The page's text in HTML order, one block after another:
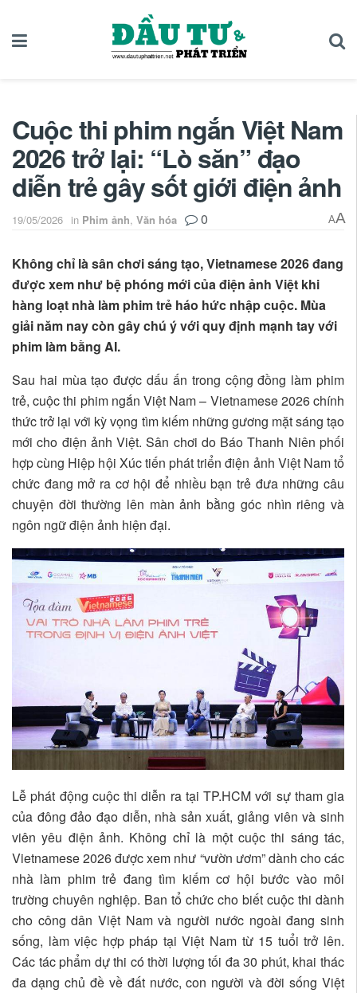
Cuộc thi phim ngắn Việt Nam
2026 trở lại: “Lò săn” đạo
diễn trẻ gây sốt giới điện ảnh
19/05/2026 in Phim ảnh, Văn hóa 0 AA
Không chỉ là sân chơi sáng tạo, Vietnamese 2026 đang
được xem như bệ phóng mới của điện ảnh Việt khi
hàng loạt nhà làm phim trẻ háo hức nhập cuộc. Mùa
giải năm nay còn gây chú ý với quy định mạnh tay với
phim làm bằng AI.
Sau hai mùa tạo được dấu ấn trong cộng đồng làm phim
trẻ, cuộc thi phim ngắn Việt Nam – Vietnamese 2026 chính
thức trở lại với kỳ vọng tìm kiếm những gương mặt sáng tạo
mới cho điện ảnh Việt. Sân chơi do Báo Thanh Niên phối
hợp cùng Hiệp hội Xúc tiến phát triển điện ảnh Việt Nam tổ
chức đang mở ra cơ hội để nhiều bạn trẻ đưa những câu
chuyện đời thường lên màn ảnh bằng góc nhìn riêng và
ngôn ngữ điện ảnh hiện đại.
Lễ phát động cuộc thi diễn ra tại TP.HCM với sự tham gia
của đông đảo đạo diễn, nhà sản xuất, giảng viên và sinh
viên yêu điện ảnh. Không chỉ là một cuộc thi sáng tác,
Vietnamese 2026 được xem như “vườn ươm” dành cho các
nhà làm phim trẻ đang tìm kiếm cơ hội bước vào môi
trường chuyên nghiệp. Ban tổ chức cho biết cuộc thi dành
cho công dân Việt Nam và người nước ngoài đang sinh
sống, làm việc hợp pháp tại Việt Nam từ 15 tuổi trở lên.
Các tác phẩm dự thi có thời lượng tối đa 30 phút, khai thác
đa dạng chủ đề về đất nước, con người và đời sống Việt